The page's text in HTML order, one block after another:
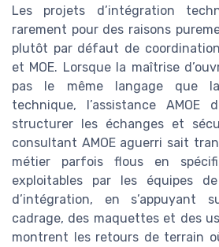
Les projets d’intégration
rarement pour des raisons
plutôt par défaut de coordination
et MOE. Lorsque la maîtrise
pas le même langage que
technique, l’assistance
structurer les échanges et
consultant AMOE aguerri sait
métier parfois flous en
exploitables par les équipes
d’intégration, en s’appuyant
cadrage, des maquettes et des
montrent les retours de terrain